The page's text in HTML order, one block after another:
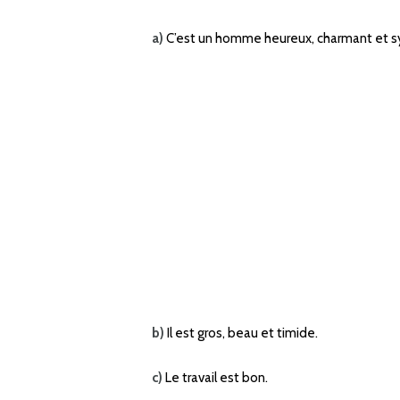
a) C’est un homme heureux, charmant et
b) Il est gros, beau et timide.
c) Le travail est bon.